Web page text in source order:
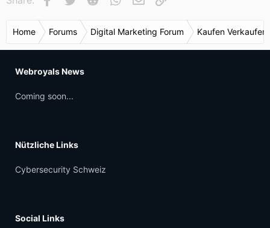
Home Forums Digital Marketing Forum Kaufen Verkaufen
Webroyals News
Coming soon...
Nützliche Links
Cybersecurity Schweiz
Social Links